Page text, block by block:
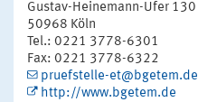
Gustav-Heinemann-Ufer 130
50968 Köln
Tel.: 0221 3778-6301
Fax: 0221 3778-6322
pruefstelle-et@bgetem.de
http://www.bgetem.de